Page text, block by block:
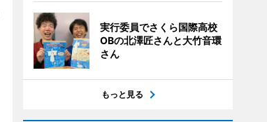
実行委員でさくら国際高校
OBの北澤匠さんと大竹音環
さん
もっと見る